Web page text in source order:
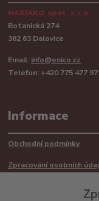
NASIAKO spol. s.r.o.
Botanická 274
362 63 Dalovice
Email: info@enico.cz
Telefon: +420 775 477
Informace
Obchodní podmínky
Zpracování osobních